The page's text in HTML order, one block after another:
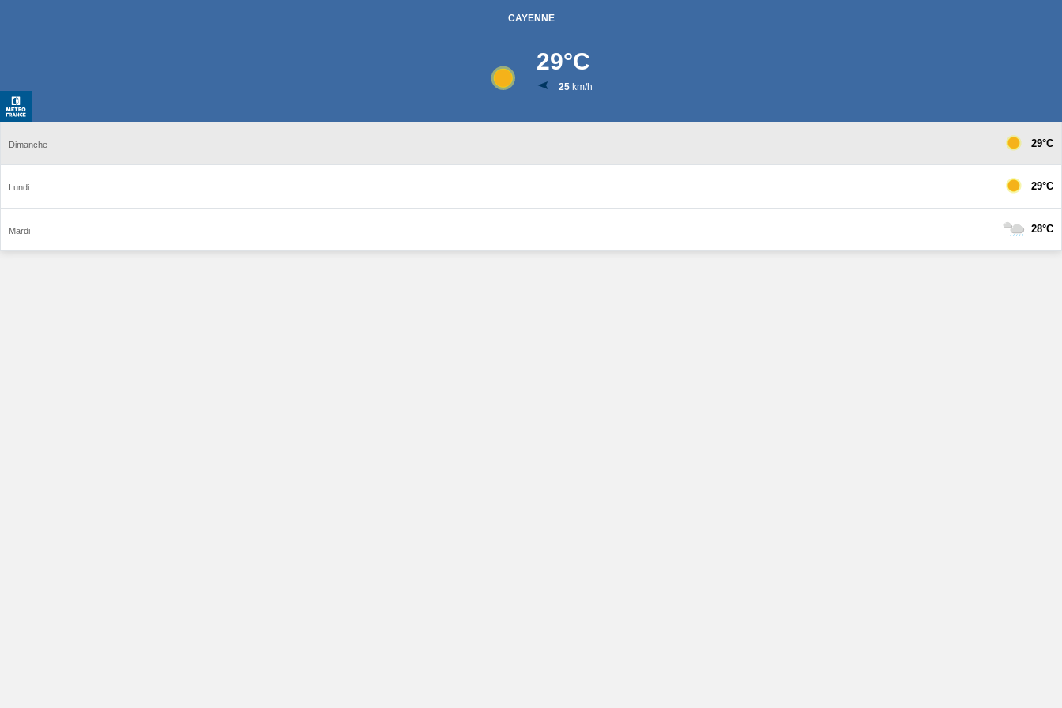
CAYENNE
29°C
25km/h
Dimanche 29°C
Lundi 29°C
Mardi 28°C